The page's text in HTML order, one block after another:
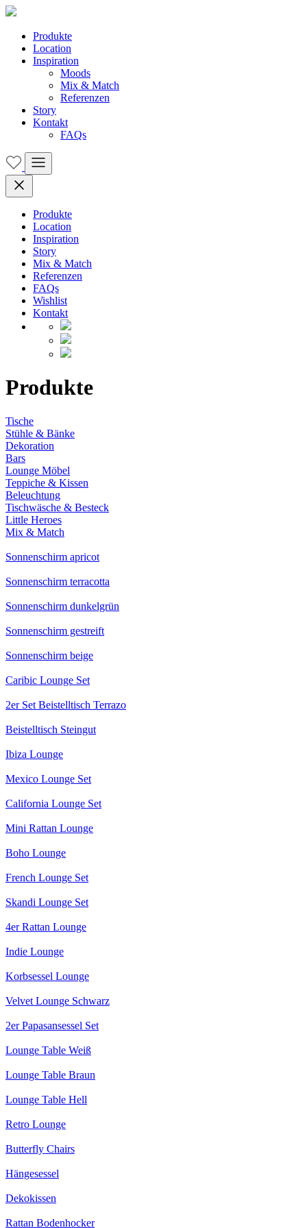
Produkte
Location
Inspiration
Moods
Mix & Match
Referenzen
Story
Kontakt
FAQs
Produkte
Location
Inspiration
Story
Mix & Match
Referenzen
FAQs
Wishlist
Kontakt
Produkte
Tische
Stühle & Bänke
Dekoration
Bars
Lounge Möbel
Teppiche & Kissen
Beleuchtung
Tischwäsche & Besteck
Little Heroes
Mix & Match
Sonnenschirm apricot
Sonnenschirm terracotta
Sonnenschirm dunkelgrün
Sonnenschirm gestreift
Sonnenschirm beige
Caribic Lounge Set
2er Set Beistelltisch Terrazo
Beistelltisch Steingut
Ibiza Lounge
Mexico Lounge Set
California Lounge Set
Mini Rattan Lounge
Boho Lounge
French Lounge Set
Skandi Lounge Set
4er Rattan Lounge
Indie Lounge
Korbsessel Lounge
Velvet Lounge Schwarz
2er Papasansessel Set
Lounge Table Weiß
Lounge Table Braun
Lounge Table Hell
Retro Lounge
Butterfly Chairs
Hängesessel
Dekokissen
Rattan Bodenhocker